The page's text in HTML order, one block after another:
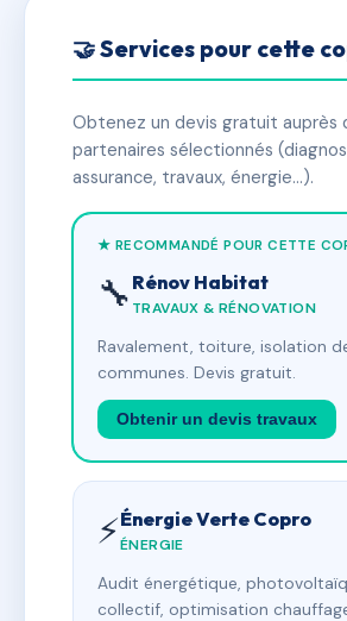
🤝 Services pour cette
Obtenez un devis gratuit auprès
partenaires sélectionnés
assurance, travaux, énergie…).
★ RECOMMANDÉ POUR CETTE
🔧 Rénov Habitat
TRAVAUX & RÉNOVATION
Ravalement, toiture, isolation
communes. Devis gratuit.
Obtenir un devis travaux
⚡Énergie Verte Copro
ÉNERGIE
Audit énergétique,
collectif, optimisation